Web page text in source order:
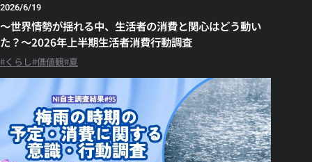
2026/6/19
～世界情勢が揺れる中、生活者の消費と関心はどう動い
た？～2026年上半期生活者消費行動調査
くらし 価値観 夏